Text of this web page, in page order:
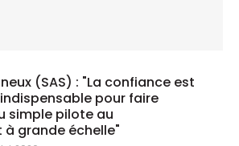
(SAS) : "La confiance est
pour faire
simple pilote au
grande échelle"